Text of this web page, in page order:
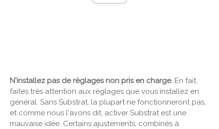
N'installez pas de réglages non pris en charge. En fait,
faites très attention aux réglages que vous installez en
général. Sans Substrat, la plupart ne fonctionneront pas,
et comme nous l'avons dit, activer Substrat est une
mauvaise idée. Certains ajustements, combinés à